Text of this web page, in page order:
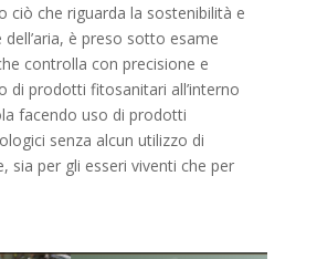
ciò che riguarda la sostenibilità e
è preso sotto esame
controlla con precisione e
di prodotti fitosanitari all’interno
facendo uso di prodotti
senza alcun utilizzo di
sia per gli esseri viventi che per